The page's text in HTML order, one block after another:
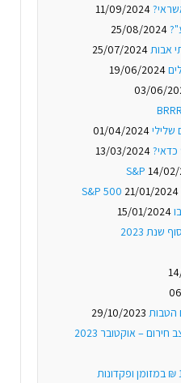
11/09/2024
25/08/2024
אבות25/07/2024
19/06/2024
03/06/
01/04/2024
13/03/2024
14/
21/01/2024
15/01/2024
2023
הטבות 29/10/2023
– אוקטובר 2023